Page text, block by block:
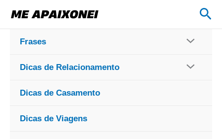
para
conteúdo
Frases
Dicas de Relacionamento
Dicas de Casamento
Dicas de Viagens